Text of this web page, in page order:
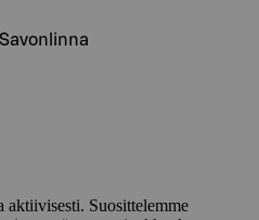
aktiivisesti. Suosittelemme